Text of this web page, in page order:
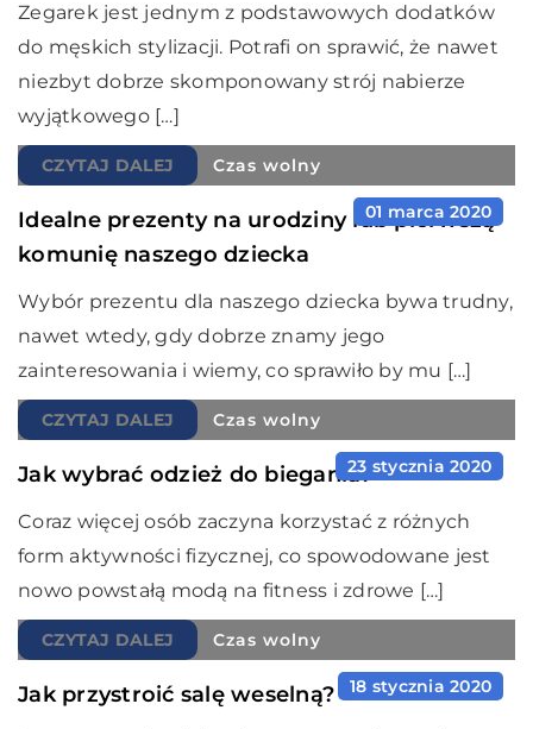
Zegarek jest jednym z podstawowych dodatków
do męskich stylizacji. Potrafi on sprawić, że nawet
niezbyt dobrze skomponowany strój nabierze
wyjątkowego […]
CZYTAJ DALEJ
01 marca 2020
Czas wolny
Idealne prezenty na urodziny lub pierwszą
komunię naszego dziecka
Wybór prezentu dla naszego dziecka bywa trudny,
nawet wtedy, gdy dobrze znamy jego
zainteresowania i wiemy, co sprawiło by mu […]
CZYTAJ DALEJ
23 stycznia 2020
Czas wolny
Jak wybrać odzież do biegania?
Coraz więcej osób zaczyna korzystać z różnych
form aktywności fizycznej, co spowodowane jest
nowo powstałą modą na fitness i zdrowe […]
CZYTAJ DALEJ
18 stycznia 2020
Czas wolny
Jak przystroić salę weselną?